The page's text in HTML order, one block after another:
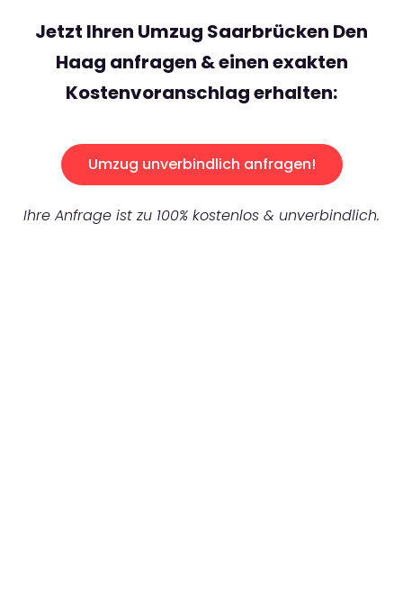
Jetzt Ihren Umzug Saarbrücken Den
Haag anfragen & einen exakten
Kostenvoranschlag erhalten:
Umzug unverbindlich anfragen!
Ihre Anfrage ist zu 100% kostenlos & unverbindlich.